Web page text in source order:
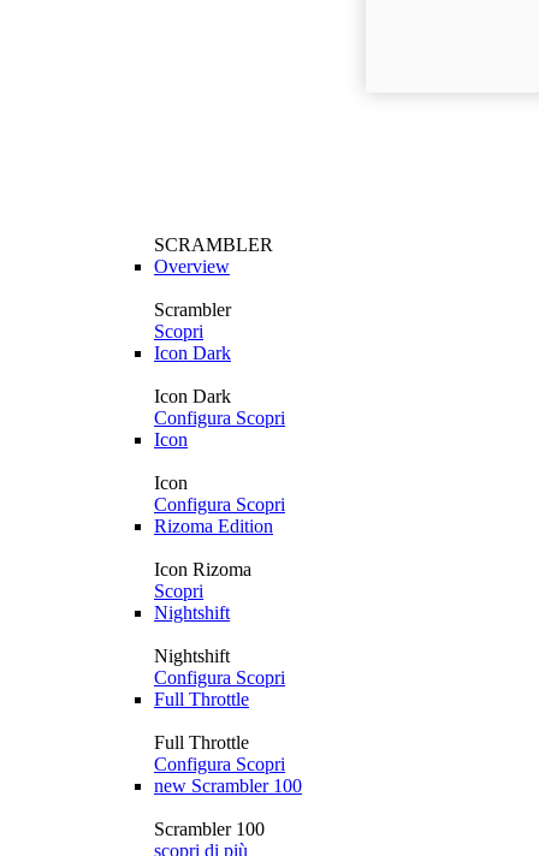
SCRAMBLER
Overview
Scrambler
Scopri
Icon Dark
Icon Dark
Configura Scopri
Icon
Icon
Configura Scopri
Rizoma Edition
Icon Rizoma
Scopri
Nightshift
Nightshift
Configura Scopri
Full Throttle
Full Throttle
Configura Scopri
new Scrambler 100
Scrambler 100
scopri di più